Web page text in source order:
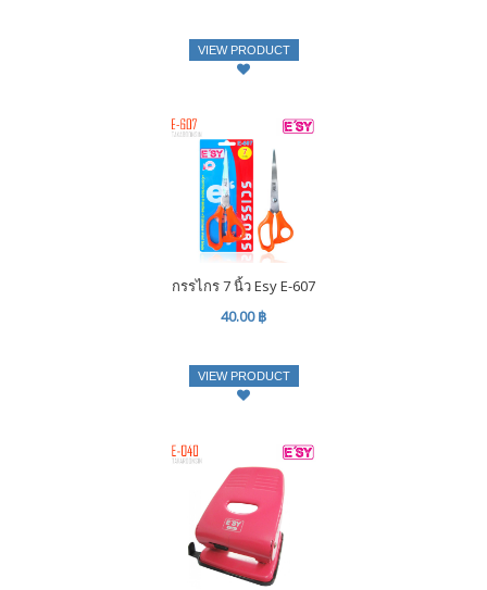
VIEW PRODUCT
กรรไกร 7 นิ้ว Esy E-607
40.00 ฿
VIEW PRODUCT